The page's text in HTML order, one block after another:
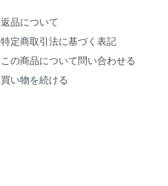
返品について
特定商取引法に基づく表記
この商品について問い合わせる
買い物を続ける